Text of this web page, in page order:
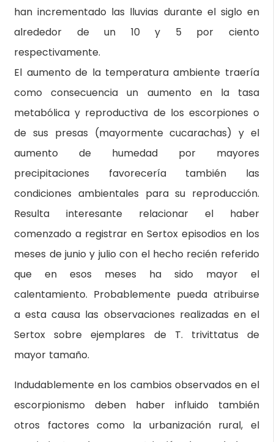
han incrementado las lluvias durante el siglo en
alrededor de un 10 y 5 por ciento
respectivamente.
El aumento de la temperatura ambiente traería
como consecuencia un aumento en la tasa
metabólica y reproductiva de los escorpiones o
de sus presas (mayormente cucarachas) y el
aumento de humedad por mayores
precipitaciones favorecería también las
condiciones ambientales para su reproducción.
Resulta interesante relacionar el haber
comenzado a registrar en Sertox episodios en los
meses de junio y julio con el hecho recién referido
que en esos meses ha sido mayor el
calentamiento. Probablemente pueda atribuirse
a esta causa las observaciones realizadas en el
Sertox sobre ejemplares de T. trivittatus de
mayor tamaño.
Indudablemente en los cambios observados en el
escorpionismo deben haber influido también
otros factores como la urbanización rural, el